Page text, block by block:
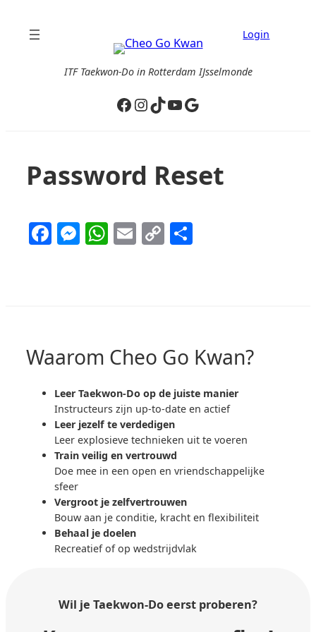
Login
ITF Taekwon-Do in Rotterdam IJsselmonde
Facebook
Instagram
TikTok
YouTube
Google
Password Reset
Facebook
Messenger
WhatsApp
Email
CopyDelen
Waarom Cheo Go Kwan?
Leer Taekwon-Do op de juiste manier
Instructeurs zijn up-to-date en actief
Leer jezelf te verdedigen
Leer explosieve technieken uit te voeren
Train veilig en vertrouwd
Doe mee in een open en vriendschappelijke
sfeer
Vergroot je zelfvertrouwen
Bouw aan je conditie, kracht en flexibiliteit
Behaal je doelen
Recreatief of op wedstrijdvlak
Wil je Taekwon-Doeerst proberen?